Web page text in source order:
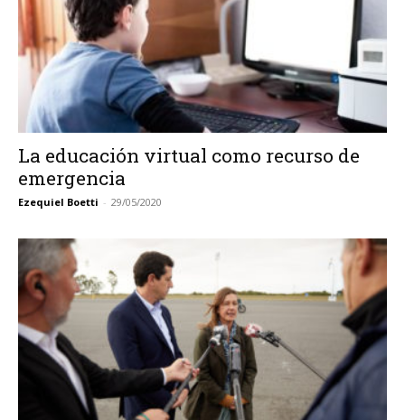
La educación virtual como recurso de
emergencia
Ezequiel Boetti - 29/05/2020